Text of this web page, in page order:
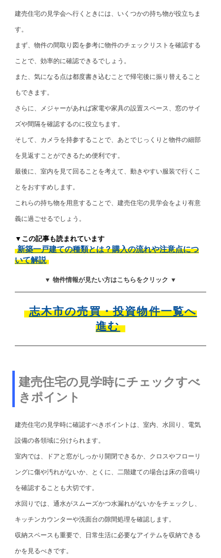
建売住宅の見学会へ行くときには、いくつかの持ち物が役立ちま
す。
まず、物件の間取り図を参考に物件のチェックリストを確認する
ことで、効率的に確認できるでしょう。
また、気になる点は都度書き込むことで帰宅後に振り替えること
もできます。
さらに、メジャーがあれば家電や家具の設置スペース、窓のサイ
ズや間隔を確認するのに役立ちます。
そして、カメラを持参することで、あとでじっくりと物件の細部
を見返すことができるため便利です。
最後に、室内を見て回ることを考えて、動きやすい服装で行くこ
とをおすすめします。
これらの持ち物を用意することで、建売住宅の見学会をより有意
義に過ごせるでしょう。
▼この記事も読まれています
新築一戸建ての種類とは？購入の流れや注意点につ
いて解説
▼ 物件情報が見たい方はこちらをクリック ▼
志木市の売買・投資物件一覧へ
進む
建売住宅の見学時にチェックすべ
きポイント
建売住宅の見学時に確認すべきポイントは、室内、水回り、電気
設備の各領域に分けられます。
室内では、ドアと窓がしっかり開閉できるか、クロスやフローリ
ングに傷や汚れがないか、とくに、二階建ての場合は床の音鳴り
を確認することも大切です。
水回りでは、通水がスムーズかつ水漏れがないかをチェックし、
キッチンカウンターや洗面台の隙間処理を確認します。
収納スペースも重要で、日常生活に必要なアイテムを収納できる
かを見るべきです。